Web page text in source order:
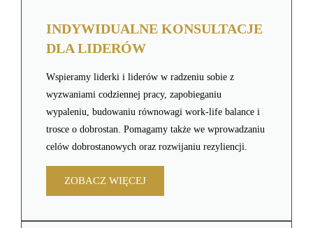
INDYWIDUALNE KONSULTACJE
DLA LIDERÓW
Wspieramy liderki i liderów w radzeniu sobie z
wyzwaniami codziennej pracy, zapobieganiu
wypaleniu, budowaniu równowagi work-life balance i
trosce o dobrostan. Pomagamy także we wprowadzaniu
celów dobrostanowych oraz rozwijaniu rezyliencji.
ZOBACZ WIĘCEJ